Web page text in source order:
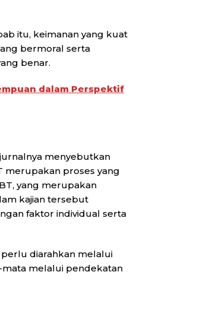
itu, keimanan yang kuat
bermoral serta
benar.
dalam Perspektif
menyebutkan
merupakan proses yang
yang merupakan
kajian tersebut
faktor individual serta
perlu diarahkan melalui
melalui pendekatan